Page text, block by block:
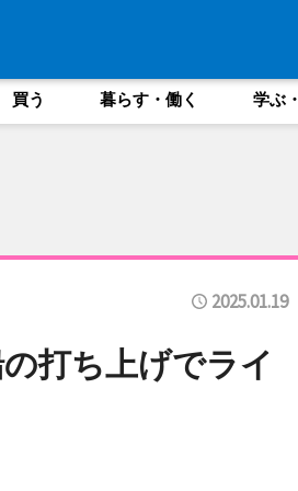
買う 暮らす・働く 学ぶ
2025.01.19
打ち上げでライ